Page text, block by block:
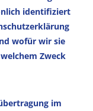
identifiziert
wofür wir sie
Zweck
im